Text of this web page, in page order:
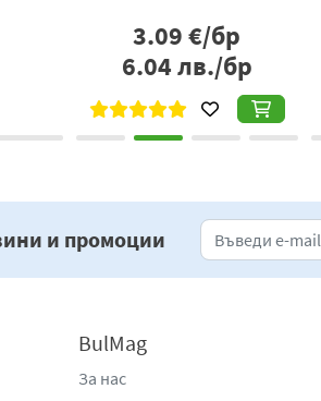
3.09€/бр
6.04лв./бр
и промоции
BulMag
За нас